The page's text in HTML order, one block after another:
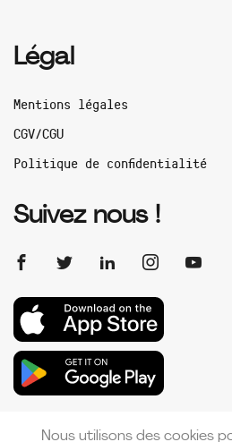
Légal
Mentions légales
CGV/CGU
Politique de confidentialité
Suivez nous !
Nous utilisons des cookies